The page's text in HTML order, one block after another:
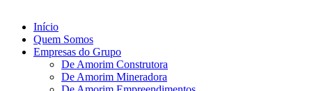
Início
Quem Somos
Empresas do Grupo
De Amorim Construtora
De Amorim Mineradora